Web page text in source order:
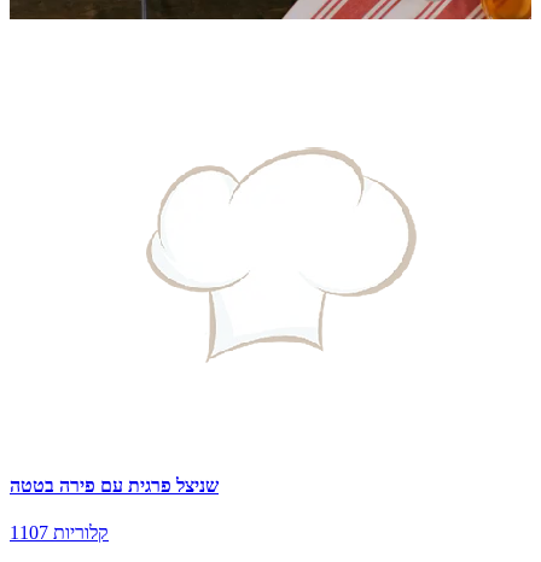
שניצל פרגית עם פירה בטטה
1107 קלוריות